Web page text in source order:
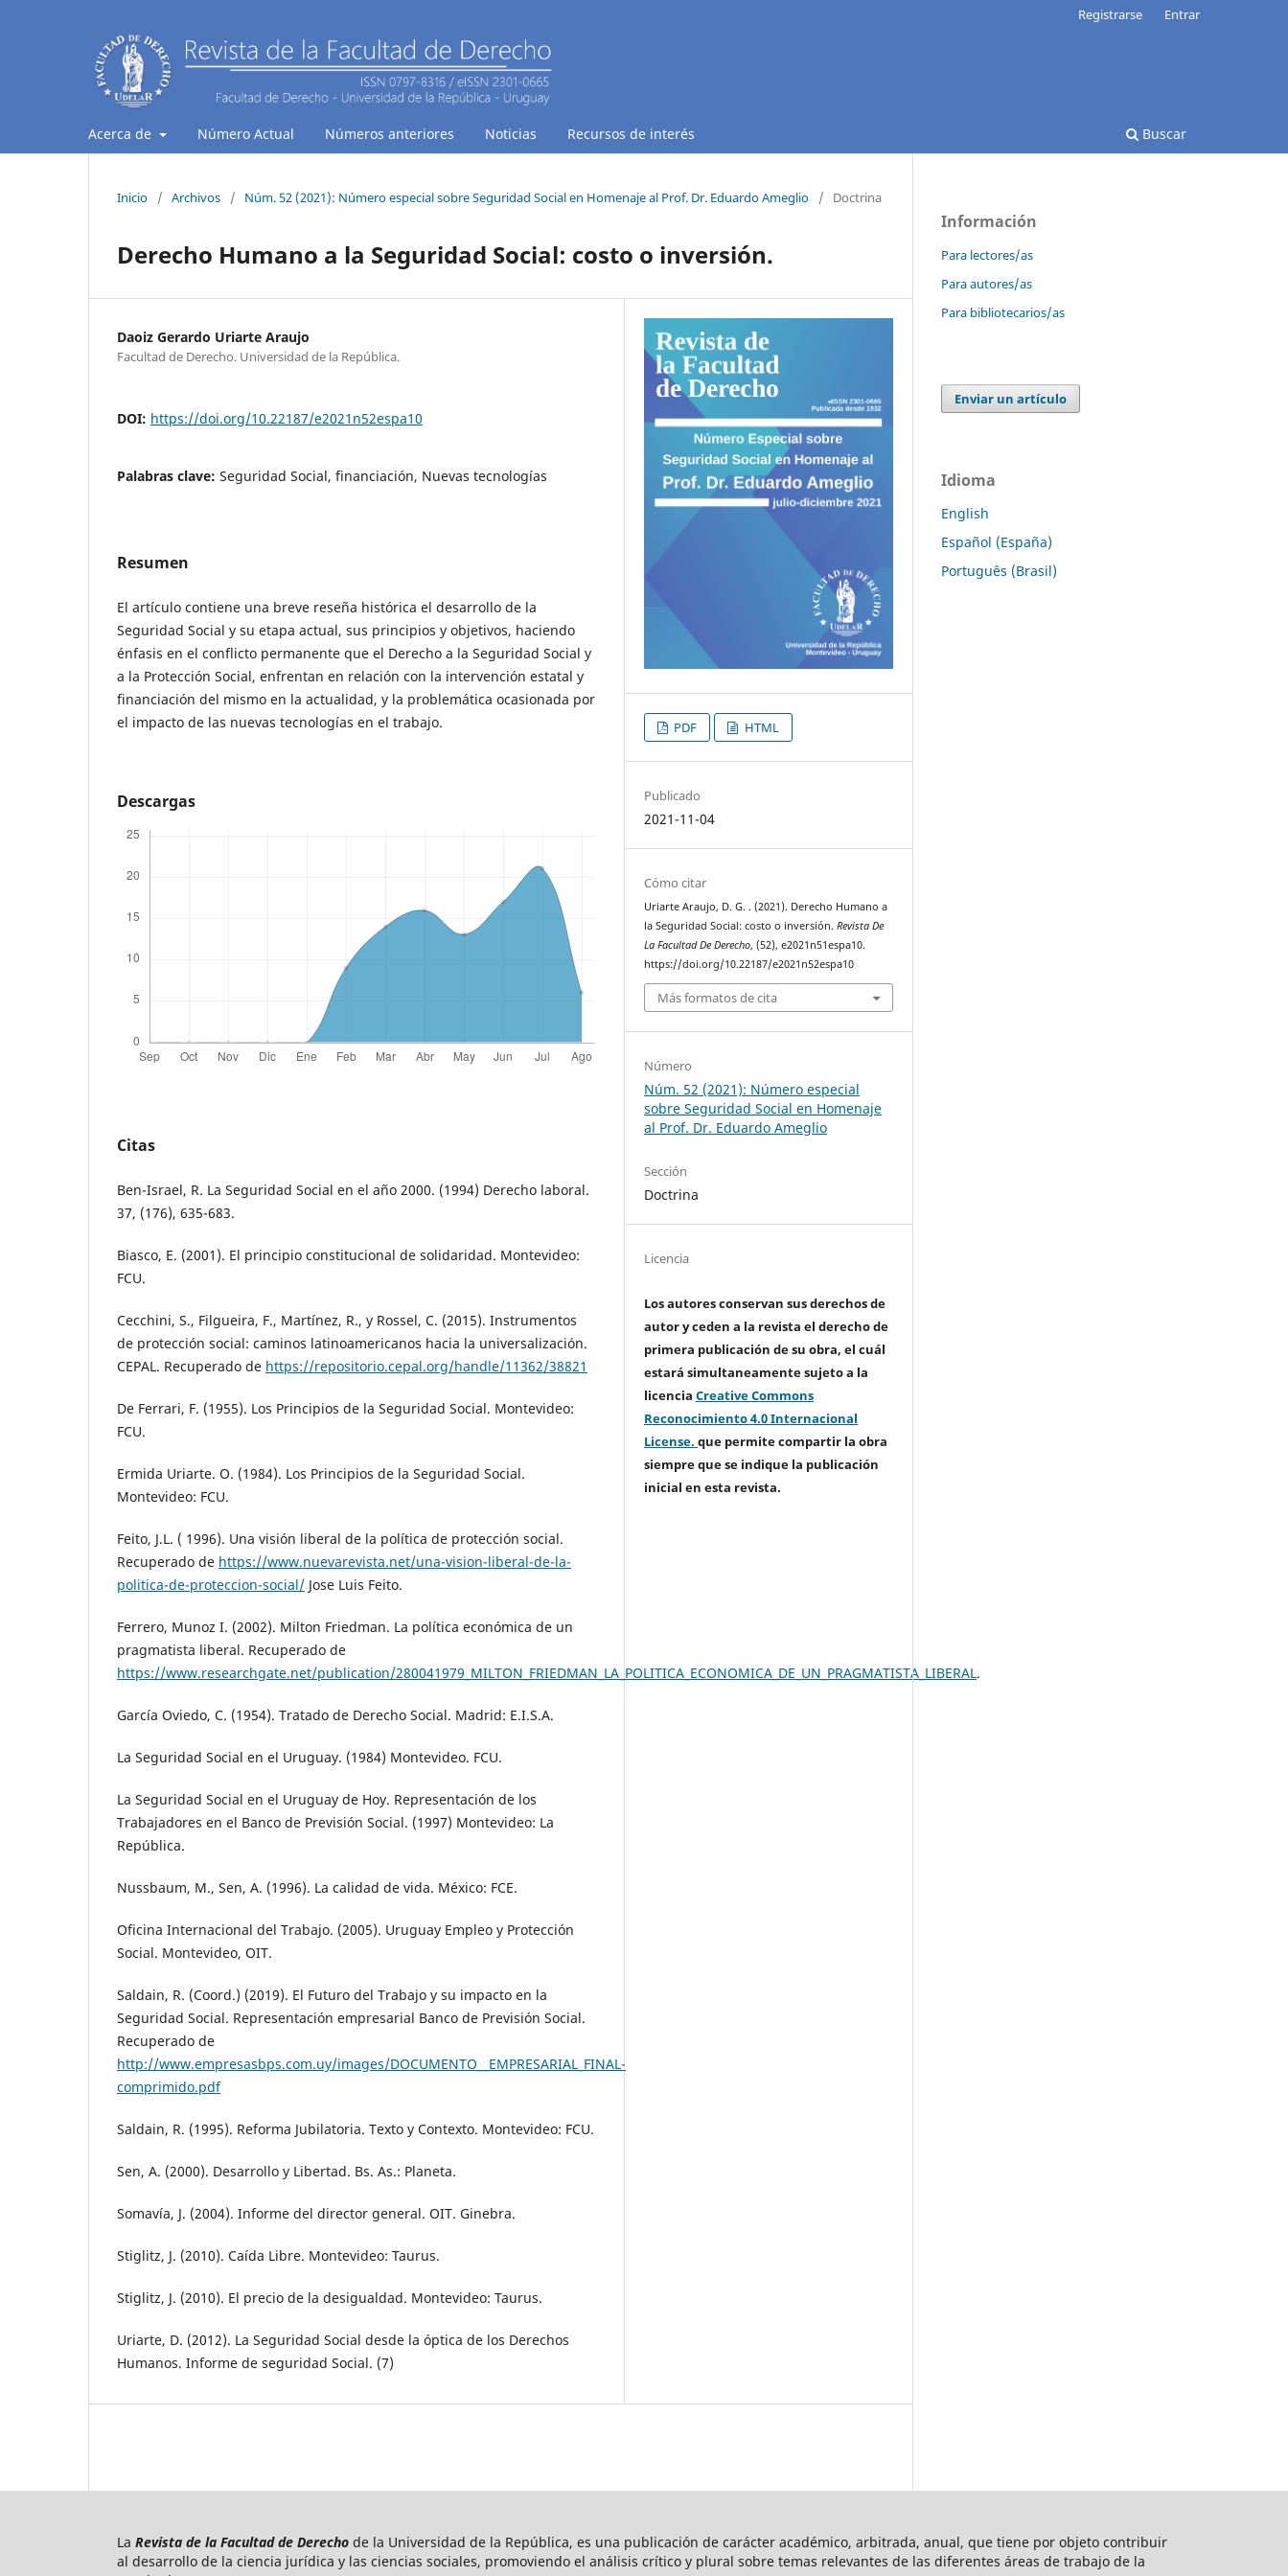
Acerca de Número Actual Números anteriores Noticias Recursos de interés Buscar
Registrarse Entrar
Inicio / Archivos / Núm. 52 (2021): Número especial sobre Seguridad Social en Homenaje al Prof. Dr. Eduardo Ameglio / Doctrina
Derecho Humano a la Seguridad Social: costo o inversión.
Daoiz Gerardo Uriarte Araujo
Facultad de Derecho. Universidad de la República.
DOI: https://doi.org/10.22187/e2021n52espa10
Palabras clave: Seguridad Social, financiación, Nuevas tecnologías
Resumen
El artículo contiene una breve reseña histórica el desarrollo de la
Seguridad Social y su etapa actual, sus principios y objetivos, haciendo
énfasis en el conflicto permanente que el Derecho a la Seguridad Social y
a la Protección Social, enfrentan en relación con la intervención estatal y
financiación del mismo en la actualidad, y la problemática ocasionada por
el impacto de las nuevas tecnologías en el trabajo.
Descargas
Citas
Ben-Israel, R. La Seguridad Social en el año 2000. (1994) Derecho laboral.
37, (176), 635-683.
Biasco, E. (2001). El principio constitucional de solidaridad. Montevideo:
FCU.
Cecchini, S., Filgueira, F., Martínez, R., y Rossel, C. (2015). Instrumentos
de protección social: caminos latinoamericanos hacia la universalización.
CEPAL. Recuperado de https://repositorio.cepal.org/handle/11362/38821
De Ferrari, F. (1955). Los Principios de la Seguridad Social. Montevideo:
FCU.
Ermida Uriarte. O. (1984). Los Principios de la Seguridad Social.
Montevideo: FCU.
Feito, J.L. ( 1996). Una visión liberal de la política de protección social.
Recuperado de https://www.nuevarevista.net/una-vision-liberal-de-la-
politica-de-proteccion-social/ Jose Luis Feito.
Ferrero, Munoz I. (2002). Milton Friedman. La política económica de un
pragmatista liberal. Recuperado de
https://www.researchgate.net/publication/280041979_MILTON_FRIEDMAN_LA_POLITICA_ECONOMICA_DE_UN_PRAGMATISTA_LIBERAL.
García Oviedo, C. (1954). Tratado de Derecho Social. Madrid: E.I.S.A.
La Seguridad Social en el Uruguay. (1984) Montevideo. FCU.
La Seguridad Social en el Uruguay de Hoy. Representación de los
Trabajadores en el Banco de Previsión Social. (1997) Montevideo: La
República.
Nussbaum, M., Sen, A. (1996). La calidad de vida. México: FCE.
Oficina Internacional del Trabajo. (2005). Uruguay Empleo y Protección
Social. Montevideo, OIT.
Saldain, R. (Coord.) (2019). El Futuro del Trabajo y su impacto en la
Seguridad Social. Representación empresarial Banco de Previsión Social.
Recuperado de
http://www.empresasbps.com.uy/images/DOCUMENTO__EMPRESARIAL_FINAL-
comprimido.pdf
Saldain, R. (1995). Reforma Jubilatoria. Texto y Contexto. Montevideo: FCU.
Sen, A. (2000). Desarrollo y Libertad. Bs. As.: Planeta.
Somavía, J. (2004). Informe del director general. OIT. Ginebra.
Stiglitz, J. (2010). Caída Libre. Montevideo: Taurus.
Stiglitz, J. (2010). El precio de la desigualdad. Montevideo: Taurus.
Uriarte, D. (2012). La Seguridad Social desde la óptica de los Derechos
Humanos. Informe de seguridad Social. (7)
PDF HTML
Publicado
2021-11-04
Cómo citar
Uriarte Araujo, D. G. . (2021). Derecho Humano a
la Seguridad Social: costo o inversión.Revista De
La Facultad De Derecho, (52), e2021n51espa10.
https://doi.org/10.22187/e2021n52espa10
Más formatos de cita
Número
Núm. 52 (2021): Número especial
sobre Seguridad Social en Homenaje
al Prof. Dr. Eduardo Ameglio
Sección
Doctrina
Licencia
Los autores conservan sus derechos de
autor y ceden a la revista el derecho de
primera publicación de su obra, el cuál
estará simultaneamente sujeto a la
licenciaCreative Commons
Reconocimiento 4.0 Internacional
License.que permite compartir la obra
siempre que se indique la publicación
inicial en esta revista.
Información
Para lectores/as
Para autores/as
Para bibliotecarios/as
Enviar un artículo
Idioma
English
Español (España)
Português (Brasil)
La Revista de la Facultad de Derecho de la Universidad de la República, es una publicación de carácter académico, arbitrada, anual, que tiene por objeto contribuir
al desarrollo de la ciencia jurídica y las ciencias sociales, promoviendo el análisis crítico y plural sobre temas relevantes de las diferentes áreas de trabajo de la